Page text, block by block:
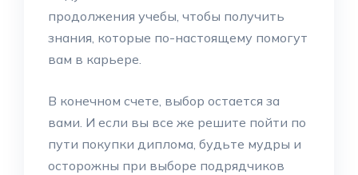
продолжения учебы, чтобы получить
знания, которые по-настоящему помогут
вам в карьере.
В конечном счете, выбор остается за
вами. И если вы все же решите пойти по
пути покупки диплома, будьте мудры и
осторожны при выборе подрядчиков